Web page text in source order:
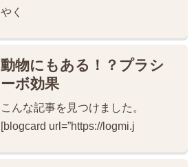
やく
動物にもある！？プラシ
ーボ効果
こんな記事を見つけました。
[blogcard url=”https://logmi.j